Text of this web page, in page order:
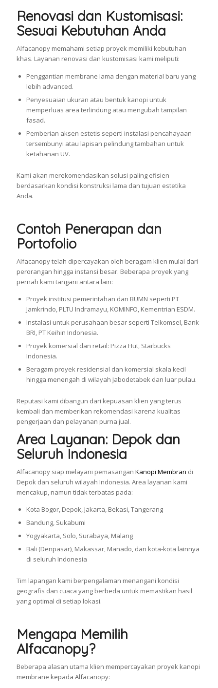
Renovasi dan Kustomisasi:
Sesuai Kebutuhan Anda
Alfacanopy memahami setiap proyek memiliki kebutuhan
khas. Layanan renovasi dan kustomisasi kami meliputi:
Penggantian membrane lama dengan material baru yang
lebih advanced.
Penyesuaian ukuran atau bentuk kanopi untuk
memperluas area terlindung atau mengubah tampilan
fasad.
Pemberian aksen estetis seperti instalasi pencahayaan
tersembunyi atau lapisan pelindung tambahan untuk
ketahanan UV.
Kami akan merekomendasikan solusi paling efisien
berdasarkan kondisi konstruksi lama dan tujuan estetika
Anda.
Contoh Penerapan dan
Portofolio
Alfacanopy telah dipercayakan oleh beragam klien mulai dari
perorangan hingga instansi besar. Beberapa proyek yang
pernah kami tangani antara lain:
Proyek institusi pemerintahan dan BUMN seperti PT
Jamkrindo, PLTU Indramayu, KOMINFO, Kementrian ESDM.
Instalasi untuk perusahaan besar seperti Telkomsel, Bank
BRI, PT Keihin Indonesia.
Proyek komersial dan retail: Pizza Hut, Starbucks
Indonesia.
Beragam proyek residensial dan komersial skala kecil
hingga menengah di wilayah Jabodetabek dan luar pulau.
Reputasi kami dibangun dari kepuasan klien yang terus
kembali dan memberikan rekomendasi karena kualitas
pengerjaan dan pelayanan purna jual.
Area Layanan: Depok dan
Seluruh Indonesia
Alfacanopy siap melayani pemasangan Kanopi Membran di
Depok dan seluruh wilayah Indonesia. Area layanan kami
mencakup, namun tidak terbatas pada:
Kota Bogor, Depok, Jakarta, Bekasi, Tangerang
Bandung, Sukabumi
Yogyakarta, Solo, Surabaya, Malang
Bali (Denpasar), Makassar, Manado, dan kota-kota lainnya
di seluruh Indonesia
Tim lapangan kami berpengalaman menangani kondisi
geografis dan cuaca yang berbeda untuk memastikan hasil
yang optimal di setiap lokasi.
Mengapa Memilih
Alfacanopy?
Beberapa alasan utama klien mempercayakan proyek kanopi
membrane kepada Alfacanopy: